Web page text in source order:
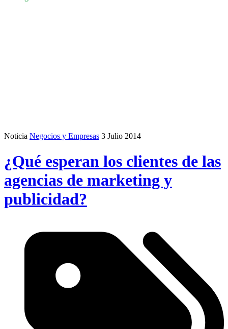
Noticia Negocios y Empresas 3 Julio 2014
¿Qué esperan los clientes de las
agencias de marketing y
publicidad?